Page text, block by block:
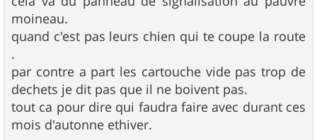
moineau.
quand c'est pas leurs chien qui te coupe la route
.
par contre a part les cartouche vide pas trop de
dechets je dit pas que il ne boivent pas.
tout ca pour dire qui faudra faire avec durant ces
mois d'autonne ethiver.